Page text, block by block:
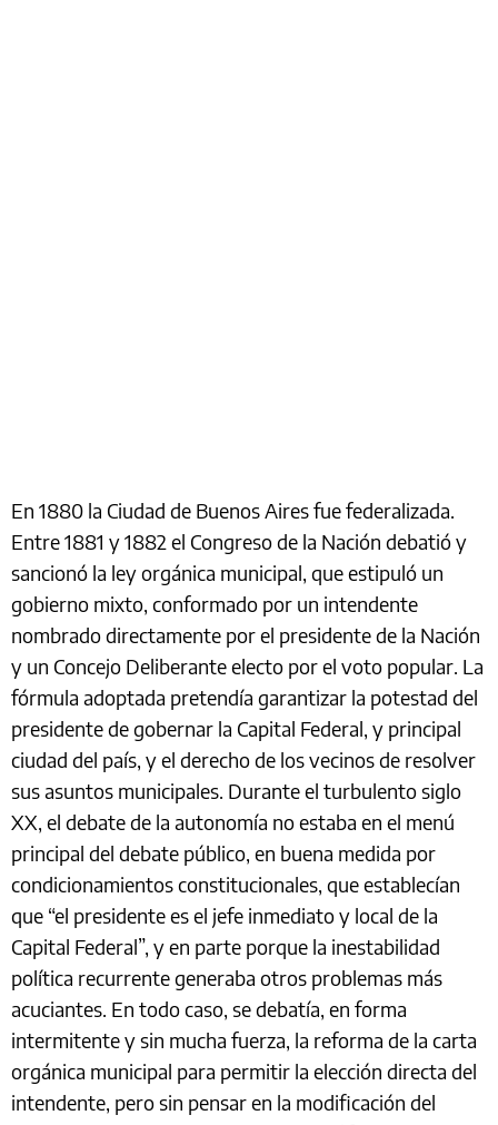
En 1880 la Ciudad de Buenos Aires fue federalizada.
Entre 1881 y 1882 el Congreso de la Nación debatió y
sancionó la ley orgánica municipal, que estipuló un
gobierno mixto, conformado por un intendente
nombrado directamente por el presidente de la Nación
y un Concejo Deliberante electo por el voto popular. La
fórmula adoptada pretendía garantizar la potestad del
presidente de gobernar la Capital Federal, y principal
ciudad del país, y el derecho de los vecinos de resolver
sus asuntos municipales. Durante el turbulento siglo
XX, el debate de la autonomía no estaba en el menú
principal del debate público, en buena medida por
condicionamientos constitucionales, que establecían
que “el presidente es el jefe inmediato y local de la
Capital Federal”, y en parte porque la inestabilidad
política recurrente generaba otros problemas más
acuciantes. En todo caso, se debatía, en forma
intermitente y sin mucha fuerza, la reforma de la carta
orgánica municipal para permitir la elección directa del
intendente, pero sin pensar en la modificación del